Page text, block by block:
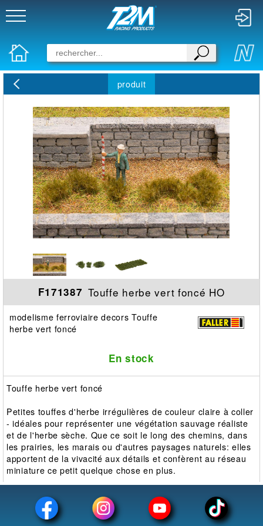
produit
F171387 Touffe herbe vert foncé HO
modelisme ferroviaire decors Touffe
herbe vert foncé
En stock
Touffe herbe vert foncé
Petites touffes d'herbe irrégulières de couleur claire à coller
- idéales pour représenter une végétation sauvage réaliste
et de l'herbe sèche. Que ce soit le long des chemins, dans
les prairies, les marais ou d'autres paysages naturels: elles
apportent de la vivacité aux détails et confèrent au réseau
miniature ce petit quelque chose en plus.